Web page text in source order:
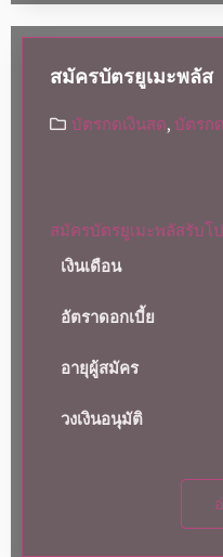
สมัครบัตรยูเมะพลัส
บัตรกดเงินสด, บัตรก
สมัครบัตรยูเมะพลัสรับโ
เงินเดือน
อัตราดอกเบี้ย
อายุผู้สมัคร
วงเงินอนุมัติ